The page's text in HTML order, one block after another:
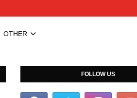
OTHER
FOLLOW US